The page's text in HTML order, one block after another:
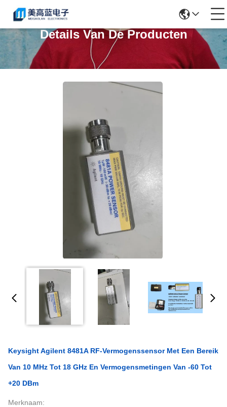
Details Van De Producten
Keysight Agilent 8481A RF-Vermogenssensor Met Een Bereik
Van 10 MHz Tot 18 GHz En Vermogensmetingen Van -60 Tot
+20 DBm
Merknaam: